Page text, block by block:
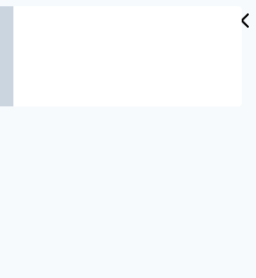
Trump. El siempre